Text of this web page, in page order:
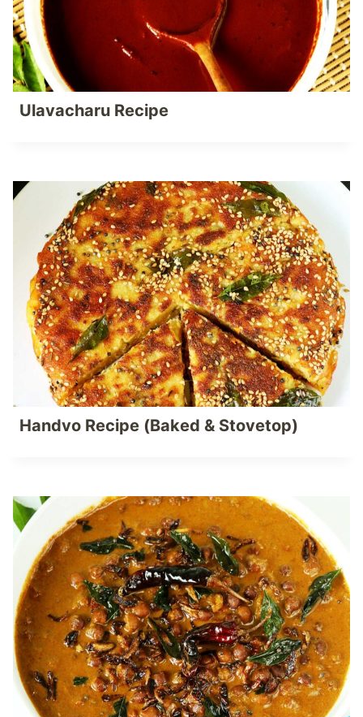
Ulavacharu Recipe
Handvo Recipe (Baked & Stovetop)